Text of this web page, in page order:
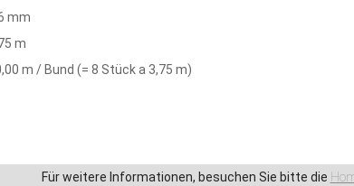
mm
m
m / Bund (= 8 Stück a 3,75 m)
Für weitere Informationen, besuchen Sie bitte die